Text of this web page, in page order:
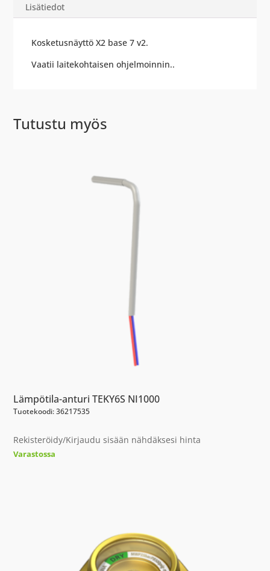
Lisätiedot
Kosketusnäyttö X2 base 7 v2.
Vaatii laitekohtaisen ohjelmoinnin..
Tutustu myös
Lämpötila-anturi TEKY6S NI1000
Tuotekoodi: 36217535
Rekisteröidy/Kirjaudu sisään nähdäksesi hinta
Varastossa